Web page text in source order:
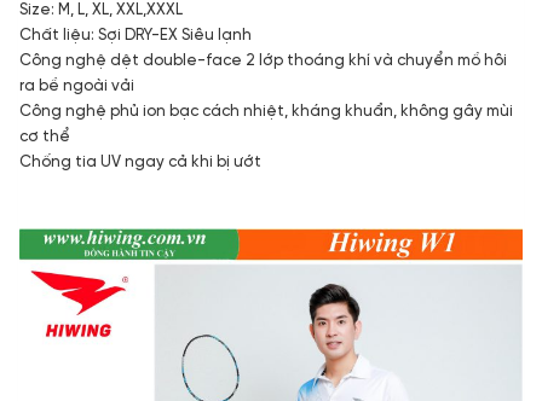
Size: M, L, XL, XXL,XXXL
Chất liệu: Sợi DRY-EX Siêu lạnh
Công nghệ dệt double-face 2 lớp thoáng khí và chuyển mồ hôi
ra bề ngoài vải
Công nghệ phủ ion bạc cách nhiệt, kháng khuẩn, không gây mùi
cơ thể
Chống tia UV ngay cả khi bị ướt